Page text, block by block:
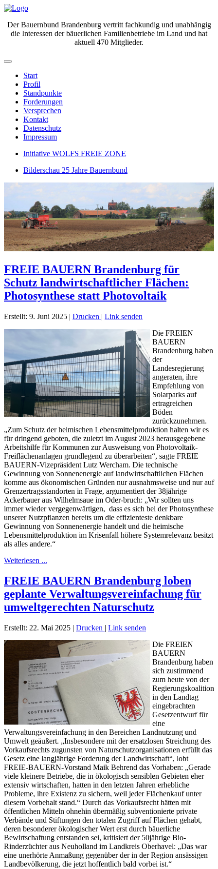
Der Bauernbund Brandenburg vertritt fachkundig und unabhängig
die Interessen der bäuerlichen Familienbetriebe im Land und hat
aktuell 470 Mitglieder.
Start
Profil
Standpunkte
Forderungen
Versprechen
Kontakt
Datenschutz
Impressum
Initiative WOLFS FREIE ZONE
Bilderschau 25 Jahre Bauernbund
FREIE BAUERN Brandenburg für
Schutz landwirtschaftlicher Flächen:
Photosynthese statt Photovoltaik
Erstellt: 9. Juni 2025 | Drucken | Link senden
Die FREIEN
BAUERN
Brandenburg haben
der
Landesregierung
angeraten, ihre
Empfehlung von
Solarparks auf
ertragreichen
Böden
zurückzunehmen.
„Zum Schutz der heimischen Lebensmittelproduktion halten wir es
für dringend geboten, die zuletzt im August 2023 herausgegebene
Arbeitshilfe für Kommunen zur Ausweisung von Photovoltaik-
Freiflächenanlagen grundlegend zu überarbeiten“, sagte FREIE
BAUERN-Vizepräsident Lutz Wercham. Die technische
Gewinnung von Sonnenenergie auf landwirtschaftlichen Flächen
komme aus ökonomischen Gründen nur ausnahmsweise und nur auf
Grenzertragsstandorten in Frage, argumentiert der 38jährige
Ackerbauer aus Wilhelmsaue im Oder-bruch: „Wir sollten uns
immer wieder vergegenwärtigen, dass es sich bei der Photosynthese
unserer Nutzpflanzen bereits um die effizienteste denkbare
Gewinnung von Sonnenenergie handelt und die heimische
Lebensmittelproduktion im Krisenfall höhere Systemrelevanz besitzt
als alles andere.“
Weiterlesen ...
FREIE BAUERN Brandenburg loben
geplante Verwaltungsvereinfachung für
umweltgerechten Naturschutz
Erstellt: 22. Mai 2025 | Drucken | Link senden
Die FREIEN
BAUERN
Brandenburg haben
sich zustimmend
zum heute von der
Regierungskoalition
in den Landtag
eingebrachten
Gesetzentwurf für
eine
Verwaltungsvereinfachung in den Bereichen Landnutzung und
Umwelt geäußert. „Insbesondere mit der ersatzlosen Streichung des
Vorkaufsrechts zugunsten von Naturschutzorganisationen erfüllt das
Gesetz eine langjährige Forderung der Landwirtschaft“, lobt
FREIE-BAUERN-Vorstand Maik Behrend das Vorhaben: „Gerade
viele kleinere Betriebe, die in ökologisch sensiblen Gebieten eher
extensiv wirtschaften, hatten in den letzten Jahren erhebliche
Probleme, ihre Existenz zu sichern, weil jeder Flächenkauf unter
diesem Vorbehalt stand.“ Durch das Vorkaufsrecht hätten mit
öffentlichen Mitteln ohnehin übermäßig subventionierte private
Verbände und Stiftungen den totalen Zugriff auf Flächen gehabt,
deren besonderer ökologischer Wert erst durch bäuerliche
Bewirtschaftung entstanden sei, kritisiert der 50jährige Bio-
Rinderzüchter aus Neuholland im Landkreis Oberhavel: „Das war
eine unerhörte Anmaßung gegenüber der in der Region ansässigen
Landbevölkerung, die jetzt hoffentlich bald vorbei ist.“